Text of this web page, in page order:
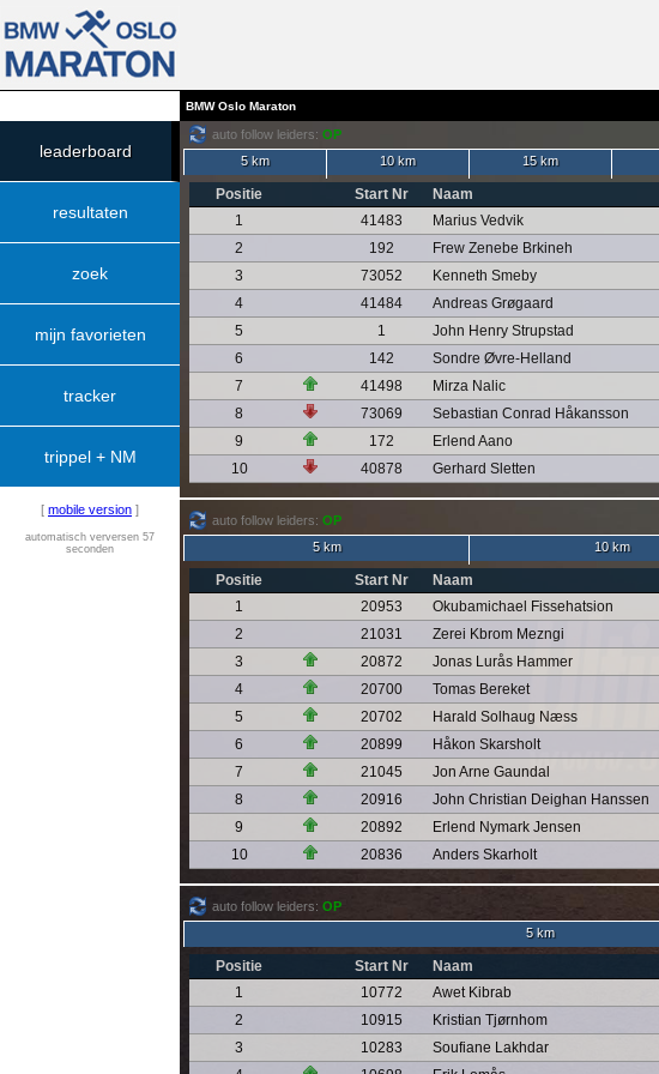
BMW Oslo Maraton
leaderboard
resultaten
zoek
mijn favorieten
tracker
trippel + NM
[ mobile version ]
automatisch verversen 57
seconden
auto follow leiders: OP
5 km
10 km 15 km
Positie Start Nr Naam
1
41483 Marius Vedvik
2
192 Frew Zenebe Brkineh
3
73052 Kenneth Smeby
4
41484 Andreas Grøgaard
5
1 John Henry Strupstad
6
142 Sondre Øvre-Helland
7
41498 Mirza Nalic
8
73069 Sebastian Conrad Håkansson
9
172 Erlend Aano
10
40878 Gerhard Sletten
auto follow leiders: OP
5 km
10 km
Positie Start Nr Naam
1
20953 Okubamichael Fissehatsion
2
21031 Zerei Kbrom Mezngi
3
20872 Jonas Lurås Hammer
4
20700 Tomas Bereket
5
20702 Harald Solhaug Næss
6
20899 Håkon Skarsholt
7
21045 Jon Arne Gaundal
8
20916 John Christian Deighan Hanssen
9
20892 Erlend Nymark Jensen
10
20836 Anders Skarholt
auto follow leiders: OP
5 km
Positie Start Nr Naam
1
10772 Awet Kibrab
2
10915 Kristian Tjørnhom
3
10283 Soufiane Lakhdar